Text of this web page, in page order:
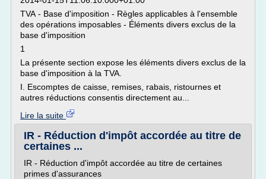
TVA - Base d'imposition - Règles applicables à l'ensemble
des opérations imposables - Éléments divers exclus de la
base d'imposition
1
La présente section expose les éléments divers exclus de la
base d'imposition à la TVA.
I. Escomptes de caisse, remises, rabais, ristournes et
autres réductions consentis directement au...
Lire la suite
IR - Réduction d'impôt accordée au titre de
certaines ...
IR - Réduction d'impôt accordée au titre de certaines
primes d'assurances